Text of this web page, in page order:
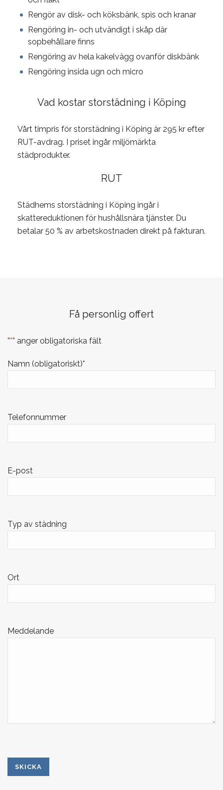
Rengör av disk- och köksbänk, spis och kranar
Rengöring in- och utvändigt i skåp där
sopbehållare finns
Rengöring av hela kakelvägg ovanför diskbänk
Rengöring insida ugn och micro
Vad kostar storstädning i Köping
Vårt timpris för storstädning i Köping är 295 kr efter
RUT-avdrag. I priset ingår miljömärkta
städprodukter.
RUT
Städhems storstädning i Köping ingår i
skattereduktionen för hushållsnära tjänster. Du
betalar 50 % av arbetskostnaden direkt på fakturan.
Få personlig offert
”*” anger obligatoriska fält
Namn (obligatoriskt)*
Telefonnummer
E-post
Typ av städning
Ort
Meddelande